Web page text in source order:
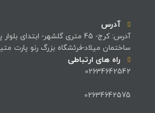
آدرس
آدرس: کرج- 45 متری گلشهر-
ساختمان میلاد-فرئشگاه بزرگ رنو پارت
راه های ارتباطی
02634642542
02634642575